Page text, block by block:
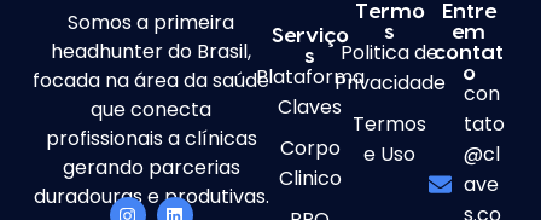
Somos a primeira
headhunter do Brasil,
focada na área da saúde
que conecta
profissionais a clínicas
gerando parcerias
duradouras e produtivas.
Serviço
s
Plataforma
Claves
Corpo
Clinico
Termo
s
Politica de
Privacidade
Termos
e Uso
Entre
em
contat
o
con
tato
@cl
ave